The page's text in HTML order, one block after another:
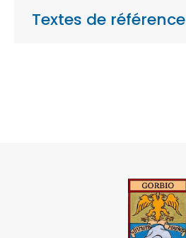
Textes de référence